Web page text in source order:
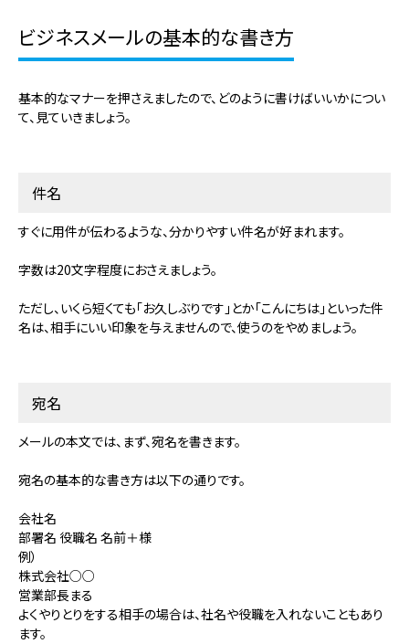
ビジネスメールの基本的な書き方
基本的なマナーを押さえましたので、どのように書けばいいかについ
て、見ていきましょう。
件名
すぐに用件が伝わるような、分かりやすい件名が好まれます。
字数は20文字程度におさえましょう。
ただし、いくら短くても「お久しぶりです」とか「こんにちは」といった件
名は、相手にいい印象を与えませんので、使うのをやめましょう。
宛名
メールの本文では、まず、宛名を書きます。
宛名の基本的な書き方は以下の通りです。
会社名
部署名 役職名 名前＋様
例）
株式会社○○
営業部長まる
よくやりとりをする相手の場合は、社名や役職を入れないこともあり
ます。